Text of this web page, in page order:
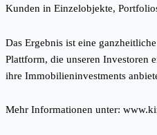
Kunden in Einzelobjekte,
Das Ergebnis ist eine
Plattform, die unseren Investoren
ihre Immobilieninvestments
Mehr Informationen unter: